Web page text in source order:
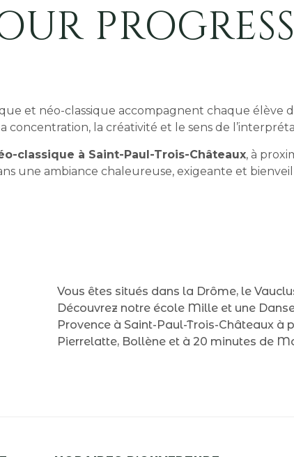
et néo-classique accompagnent chaque
la créativité et le sens de
classique à Saint-Paul-Trois-Châteaux, à
une ambiance chaleureuse, exigeante et
Vous êtes situés dans la Drôme, le
Découvrez notre école Mille et une
Provence à Saint-Paul-Trois-Châteaux à
Pierrelatte, Bollène et à 20 minutes de